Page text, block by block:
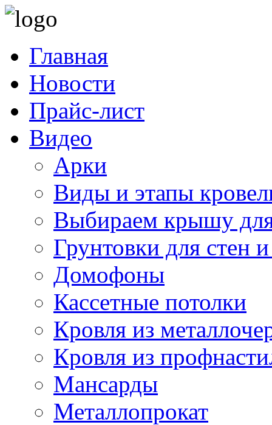
Главная
Новости
Прайс-лист
Видео
Арки
Виды и этапы
Выбираем крышу
Грунтовки для стен
Домофоны
Кассетные потолки
Кровля из
Кровля из
Мансарды
Металлопрокат